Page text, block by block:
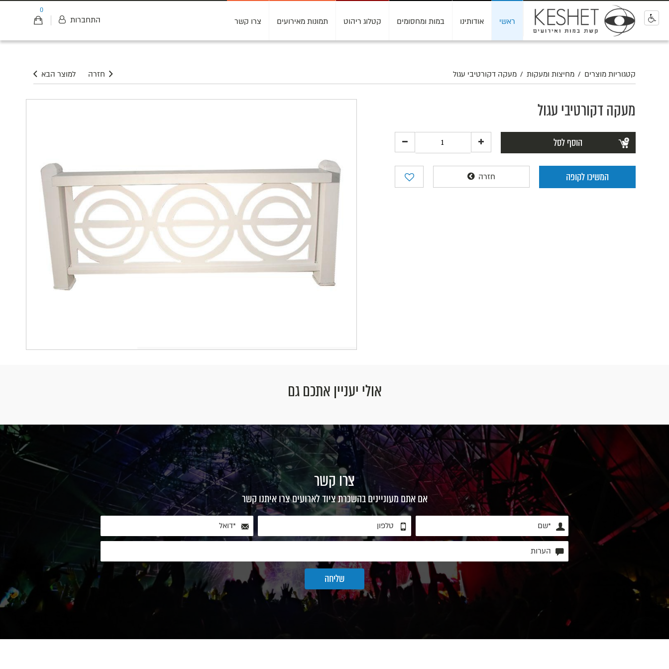
ראשי אודותינו במות ומחסומים קטלוג ריהוט תמונות מאירועים צרו קשר
0
התחברות
קטגוריות מוצרים / מחיצות ומעקות / מעקה דקורטיבי עגול למוצר הבא חזרה
מעקה דקורטיבי עגול
הוסף לסל
המשיכו לקופה חזרה
אולי יעניין אתכם גם
צרו קשר
אם אתם מעוניינים בהשכרת ציוד לארועים צרו איתנו קשר